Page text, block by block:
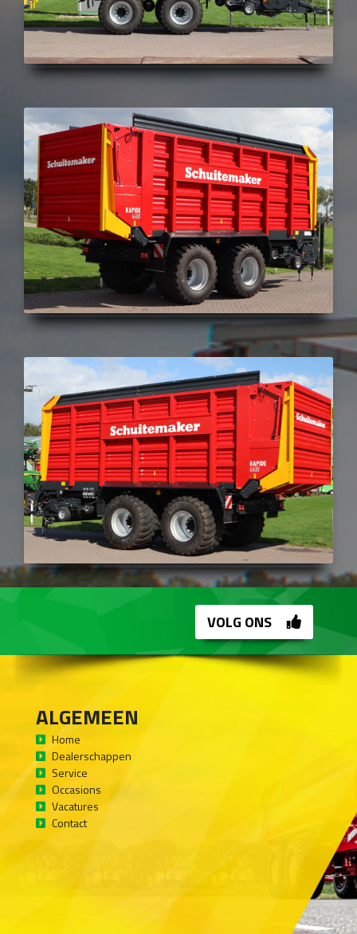
VOLG ONS
ALGEMEEN
Home
Dealerschappen
Service
Occasions
Vacatures
Contact